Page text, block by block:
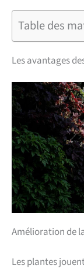
Table des
Les avantages
Amélioration de
Les plantes